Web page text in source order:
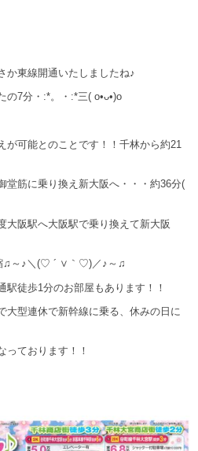
か東線開通いたしましたね♪
の7分・:*。・:*三( o•ᴗ•)o
が可能とのことです！！千林から約21
堂筋に乗り換え新大阪へ・・・約36分(
大阪駅へ大阪駅で乗り換えて新大阪
♫～♪＼(♡ ´ ∨｀♡)／♪～♫
徒歩1分のお部屋もあります！！
大型連休で新幹線に乗る、休みの日に
っております！！